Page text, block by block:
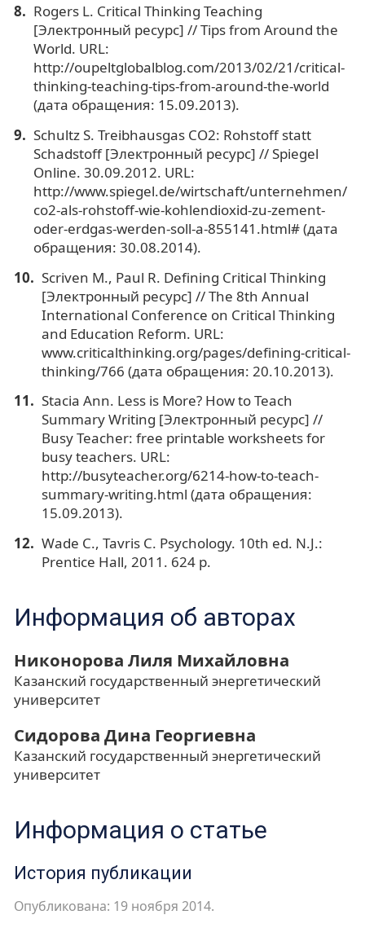
Rogers L. Critical Thinking Teaching
[Электронный ресурс] // Tips from Around the
World. URL:
http://oupeltglobalblog.com/2013/02/21/critical-
thinking-teaching-tips-from-around-the-world
(дата обращения: 15.09.2013).
Schultz S. Treibhausgas CO2: Rohstoff statt
Schadstoff [Электронный ресурс] // Spiegel
Online. 30.09.2012. URL:
http://www.spiegel.de/wirtschaft/unternehmen/
co2-als-rohstoff-wie-kohlendioxid-zu-zement-
oder-erdgas-werden-soll-a-855141.html# (дата
обращения: 30.08.2014).
Scriven M., Paul R. Defining Critical Thinking
[Электронный ресурс] // The 8th Annual
International Conference on Critical Thinking
and Education Reform. URL:
www.criticalthinking.org/pages/defining-critical-
thinking/766 (дата обращения: 20.10.2013).
Stacia Ann. Less is More? How to Teach
Summary Writing [Электронный ресурс] //
Busy Teacher: free printable worksheets for
busy teachers. URL:
http://busyteacher.org/6214-how-to-teach-
summary-writing.html (дата обращения:
15.09.2013).
Wade C., Tavris С. Psychology. 10th ed. N.J.:
Prentice Hall, 2011. 624 p.
Информация об авторах
Никонорова Лиля Михайловна
Казанский государственный энергетический
университет
Сидорова Дина Георгиевна
Казанский государственный энергетический
университет
Информация о статье
История публикации
Опубликована: 19 ноября 2014.